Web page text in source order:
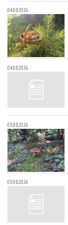
04.08.2026
04.08.2026
03.08.2026
03.08.2026